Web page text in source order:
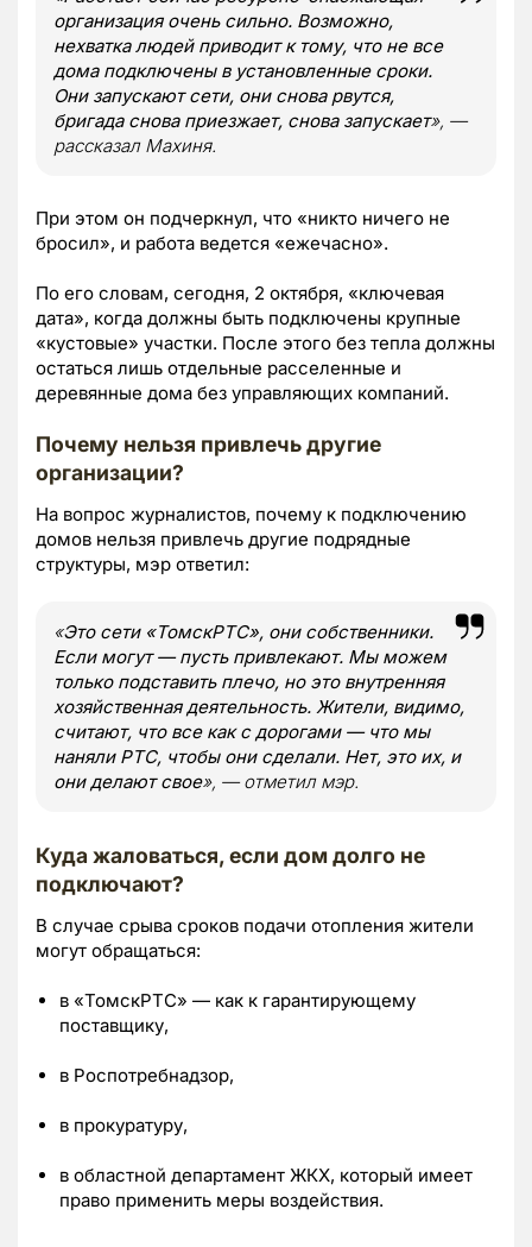
организация очень сильно. Возможно,
нехватка людей приводит к тому, что не все
дома подключены в установленные сроки.
Они запускают сети, они снова рвутся,
бригада снова приезжает, снова запускает», —
рассказал Махиня.
При этом он подчеркнул, что «никто ничего не
бросил», и работа ведется «ежечасно».
По его словам, сегодня, 2 октября, «ключевая
дата», когда должны быть подключены крупные
«кустовые» участки. После этого без тепла должны
остаться лишь отдельные расселенные и
деревянные дома без управляющих компаний.
Почему нельзя привлечь другие
организации?
На вопрос журналистов, почему к подключению
домов нельзя привлечь другие подрядные
структуры, мэр ответил:
«Это сети «ТомскРТС», они собственники.
Если могут — пусть привлекают. Мы можем
только подставить плечо, но это внутренняя
хозяйственная деятельность. Жители, видимо,
считают, что все как с дорогами — что мы
наняли РТС, чтобы они сделали. Нет, это их, и
они делают свое», — отметил мэр.
Куда жаловаться, если дом долго не
подключают?
В случае срыва сроков подачи отопления жители
могут обращаться:
в «ТомскРТС» — как к гарантирующему
поставщику,
в Роспотребнадзор,
в прокуратуру,
в областной департамент ЖКХ, который имеет
право применить меры воздействия.